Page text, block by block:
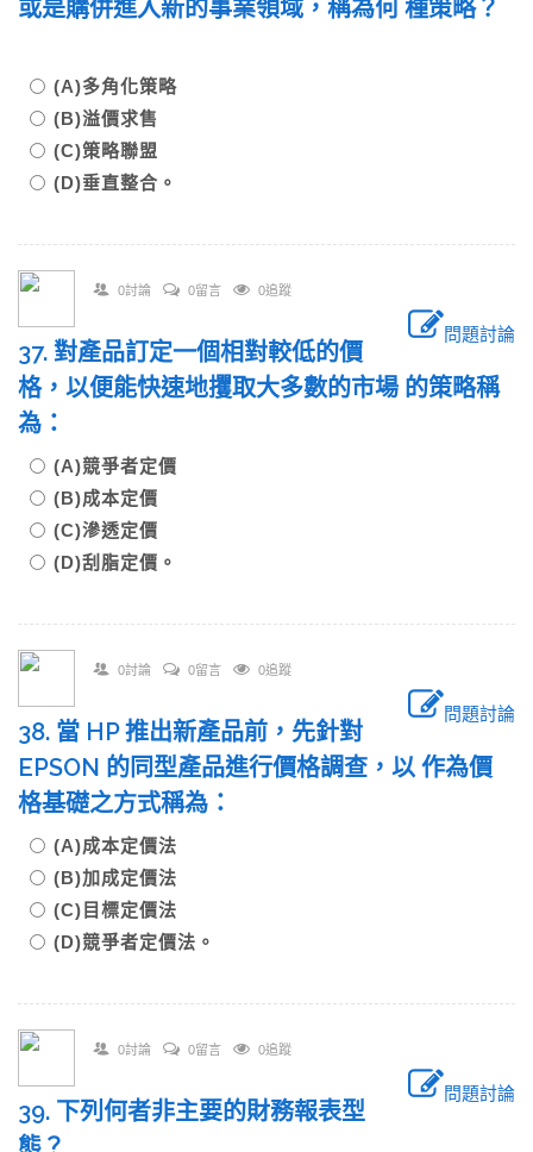
或是購併進入新的事業領域，稱為何 種策略？
(A)多角化策略
(B)溢價求售
(C)策略聯盟
(D)垂直整合。
0討論 0留言 0追蹤
問題討論
37. 對產品訂定一個相對較低的價
格，以便能快速地攫取大多數的市場 的策略稱
為：
(A)競爭者定價
(B)成本定價
(C)滲透定價
(D)刮脂定價。
0討論 0留言 0追蹤
問題討論
38. 當 HP 推出新產品前，先針對
EPSON 的同型產品進行價格調查，以 作為價
格基礎之方式稱為：
(A)成本定價法
(B)加成定價法
(C)目標定價法
(D)競爭者定價法。
0討論 0留言 0追蹤
問題討論
39. 下列何者非主要的財務報表型